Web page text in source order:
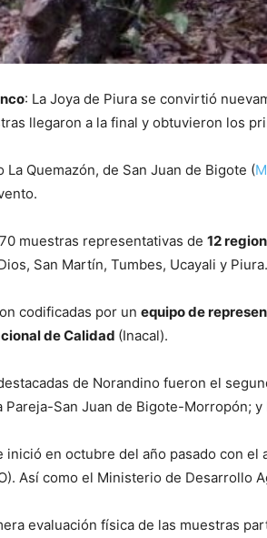
: La Joya de Piura se convirtió
llegaron a la final y obtuvieron los
La Quemazón, de San Juan de Bigote (
muestras representativas de 12
San Martín, Tumbes, Ucayali y Piura.
codificadas por un equipo de
de Calidad (Inacal).
de Norandino fueron el
Pareja-San Juan de Bigote-Morropón;
inició en octubre del año pasado con
Así como el Ministerio de Desarrollo
evaluación física de las muestras